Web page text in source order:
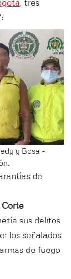
, tres
y Bosa -
de
Corte
sus delitos
los señalados
de fuego